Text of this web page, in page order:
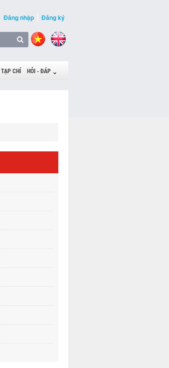
Đăng nhập Đăng ký
TẠP CHÍ HỎI - ĐÁP